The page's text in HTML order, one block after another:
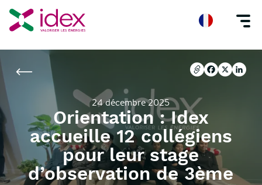
Nos actualités
Copier l'url
Facebook
X
24 décembre 2025
Orientation : Idex
accueille 12 collégiens
pour leur stage
d’observation de 3ème
Copier l'url
Facebook
X